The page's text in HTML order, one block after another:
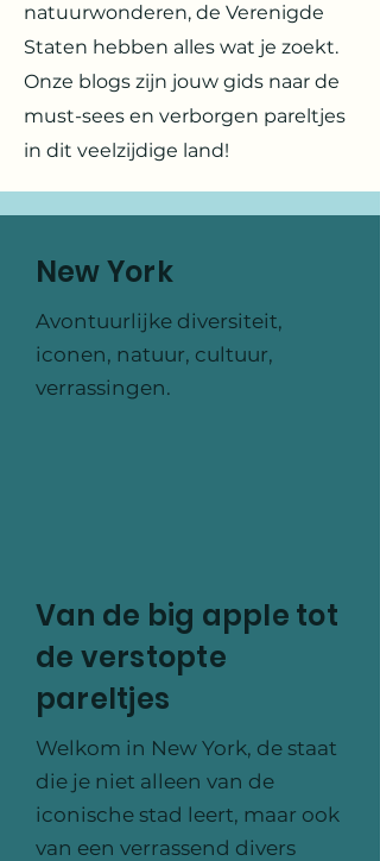
natuurwonderen, de Verenigde
Staten hebben alles wat je zoekt.
Onze blogs zijn jouw gids naar de
must-sees en verborgen pareltjes
in dit veelzijdige land!
New York
Avontuurlijke diversiteit,
iconen, natuur, cultuur,
verrassingen.
Van de big apple tot
de verstopte
pareltjes
Welkom in New York, de staat
die je niet alleen van de
iconische stad leert, maar ook
van een verrassend divers